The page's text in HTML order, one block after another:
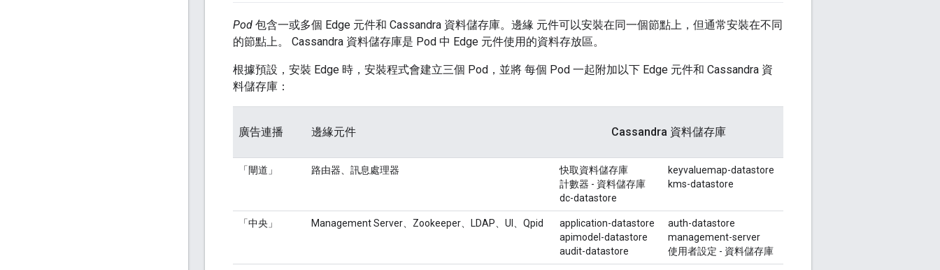
Pod 包含一或多個 Edge 元件和 Cassandra 資料儲存庫。邊緣 元件可以安裝在同一個節點上，但通常安裝在不同
的節點上。 Cassandra 資料儲存庫是 Pod 中 Edge 元件使用的資料存放區。
根據預設，安裝 Edge 時，安裝程式會建立三個 Pod，並將 每個 Pod 一起附加以下 Edge 元件和 Cassandra 資
料儲存庫：
廣告連播 邊緣元件 Cassandra 資料儲存庫
「閘道」 路由器、訊息處理器
快取資料儲存庫
計數器 - 資料儲存庫
dc-datastore
keyvaluemap-datastore
kms-datastore
「中央」 Management Server、Zookeeper、LDAP、UI、Qpid
application-datastore
apimodel-datastore
audit-datastore
auth-datastore
management-server
使用者設定 - 資料儲存庫